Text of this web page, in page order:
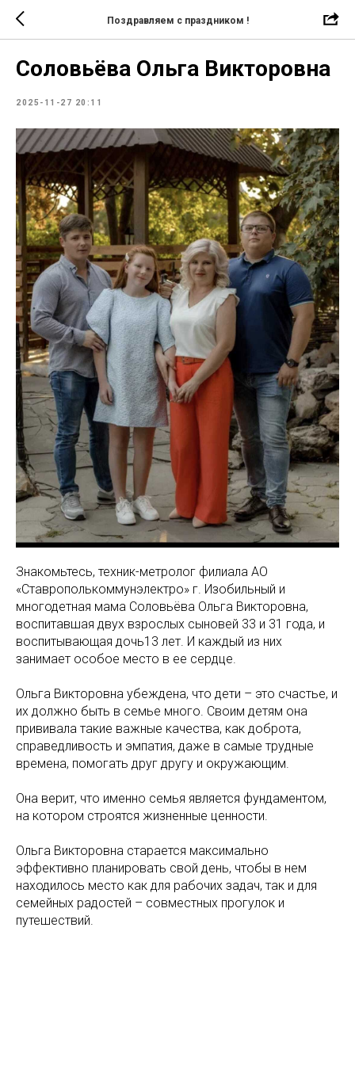
Поздравляем с праздником !
Соловьёва Ольга Викторовна
2025-11-27 20:11
Знакомьтесь, техник-метролог филиала АО
«Ставрополькоммунэлектро» г. Изобильный и
многодетная мама Соловьёва Ольга Викторовна,
воспитавшая двух взрослых сыновей 33 и 31 года, и
воспитывающая дочь13 лет. И каждый из них
занимает особое место в ее сердце.
Ольга Викторовна убеждена, что дети – это счастье, и
их должно быть в семье много. Своим детям она
прививала такие важные качества, как доброта,
справедливость и эмпатия, даже в самые трудные
времена, помогать друг другу и окружающим.
Она верит, что именно семья является фундаментом,
на котором строятся жизненные ценности.
Ольга Викторовна старается максимально
эффективно планировать свой день, чтобы в нем
находилось место как для рабочих задач, так и для
семейных радостей – совместных прогулок и
путешествий.